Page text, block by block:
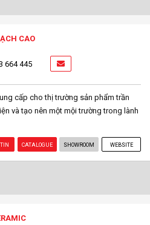
CAO
664 445
cấp cho thị trường sản phẩm trần
và tạo nên một mội trường trong lành
CATALOGUE SHOWROOM WEBSITE